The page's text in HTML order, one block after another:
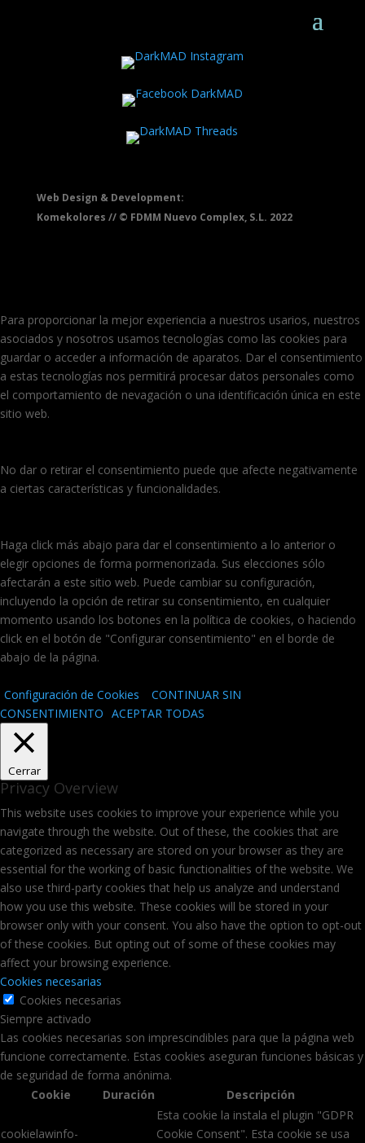
Web Design & Development:
Komekolores // © FDMM Nuevo Complex, S.L. 2022
Para proporcionar la mejor experiencia a nuestros usarios, nuestros
asociados y nosotros usamos tecnologías como las cookies para
guardar o acceder a información de aparatos. Dar el consentimiento
a estas tecnologías nos permitirá procesar datos personales como
el comportamiento de nevagación o una identificación única en este
sitio web.
No dar o retirar el consentimiento puede que afecte negativamente
a ciertas características y funcionalidades.
Haga click más abajo para dar el consentimiento a lo anterior o
elegir opciones de forma pormenorizada. Sus elecciones sólo
afectarán a este sitio web. Puede cambiar su configuración,
incluyendo la opción de retirar su consentimiento, en cualquier
momento usando los botones en la política de cookies, o haciendo
click en el botón de "Configurar consentimiento" en el borde de
abajo de la página.
Configuración de Cookies
CONTINUAR SIN
CONSENTIMIENTO ACEPTAR TODAS
Cerrar
Privacy Overview
This website uses cookies to improve your experience while you
navigate through the website. Out of these, the cookies that are
categorized as necessary are stored on your browser as they are
essential for the working of basic functionalities of the website. We
also use third-party cookies that help us analyze and understand
how you use this website. These cookies will be stored in your
browser only with your consent. You also have the option to opt-out
of these cookies. But opting out of some of these cookies may
affect your browsing experience.
Cookies necesarias
Cookies necesarias
Siempre activado
Las cookies necesarias son imprescindibles para que la página web
funcione correctamente. Estas cookies aseguran funciones básicas y
de seguridad de forma anónima.
Cookie
Duración Descripción
cookielawinfo-
Esta cookie la instala el plugin "GDPR
Cookie Consent". Esta cookie se usa